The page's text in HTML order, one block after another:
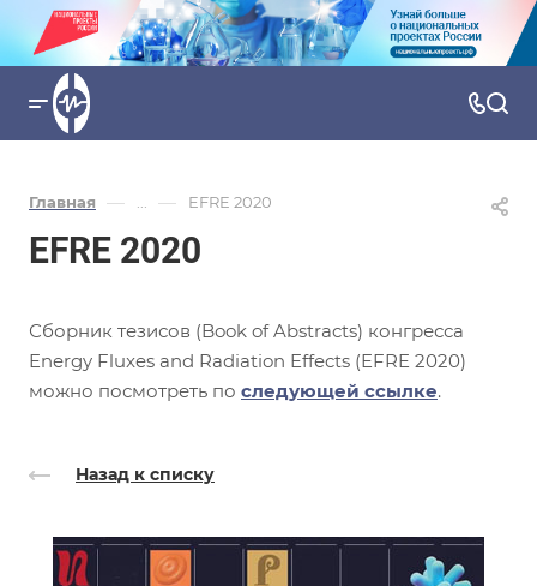
Главная — ... — EFRE 2020
EFRE 2020
Сборник тезисов (Book of Abstracts) конгресса
Energy Fluxes and Radiation Effects (EFRE 2020)
можно посмотреть по следующей ссылке.
Назад к списку